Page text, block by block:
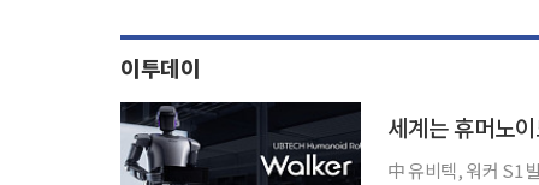
이투데이
세계는 휴머노
中 유비텍, 워커 S1